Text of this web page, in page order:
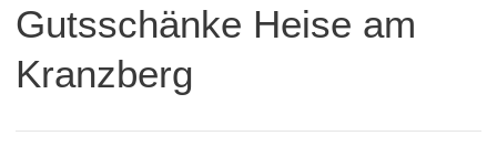
Gutsschänke Heise am
Kranzberg